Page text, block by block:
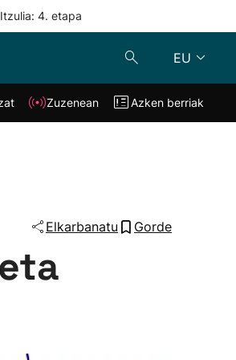
4. etapa
EU
Klisk Zuzenean
Zuzenean Azken berriak
Elkarbanatu Gorde